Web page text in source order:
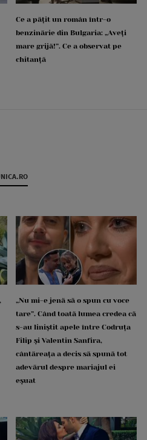
Ce a pățit un român într-o
benzinărie din Bulgaria: „Aveți
mare grijă!”. Ce a observat pe
chitanță
„Nu mi-e jenă să o spun cu voce
tare”. Când toată lumea credea că
s-au liniștit apele între Codruța
Filip și Valentin Sanfira,
cântăreața a decis să spună tot
adevărul despre mariajul ei
eșuat